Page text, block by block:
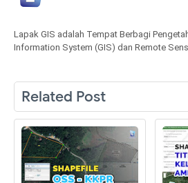
Lapak GIS adalah Tempat Berbagi
Information System (GIS) dan Remote
Related Post